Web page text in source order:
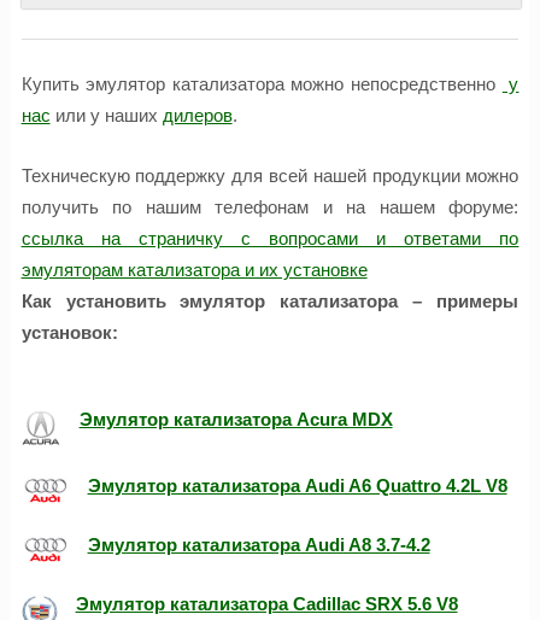
Купить эмулятор катализатора можно непосредственно
у
нас или у наших дилеров.
Техническую поддержку для всей нашей продукции можно
получить по нашим телефонам и на нашем форуме:
ссылка на страничку с вопросами и ответами по
эмуляторам катализатора и их установке
Как установить эмулятор катализатора – примеры
установок:
Эмулятор катализатора Acura MDX
Эмулятор катализатора Audi A6 Quattro 4.2L V8
Эмулятор катализатора Audi A8 3.7-4.2
Эмулятор катализатора Cadillac SRX 5.6 V8